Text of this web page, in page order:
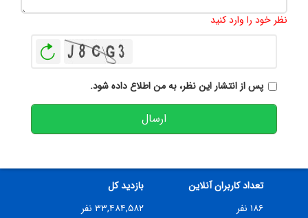
نظر خود را وارد کنید
پس از انتشار این نظر، به من اطلاع داده شود.
ارسال
تعداد کاربران آنلاین
۱۸۶ نفر
بازدید کل
۳۳,۴۸۴,۵۸۲ نفر